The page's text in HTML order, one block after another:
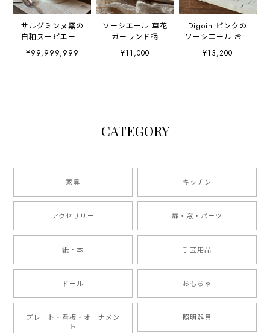
サルグミンヌ窯の
白釉スーピエール
オフホワイト
Digoin
¥99,999,999
ソーシエール 草花
ガーランド柄
¥11,000
Digoin ピンクの
ソーシエール お花
のイラスト
¥13,200
CATEGORY
家具 キッチン
アクセサリー 扉・窓・パーツ
紙・本 手芸用品
ドール おもちゃ
プレート・看板・オーナメン
ト
照明器具